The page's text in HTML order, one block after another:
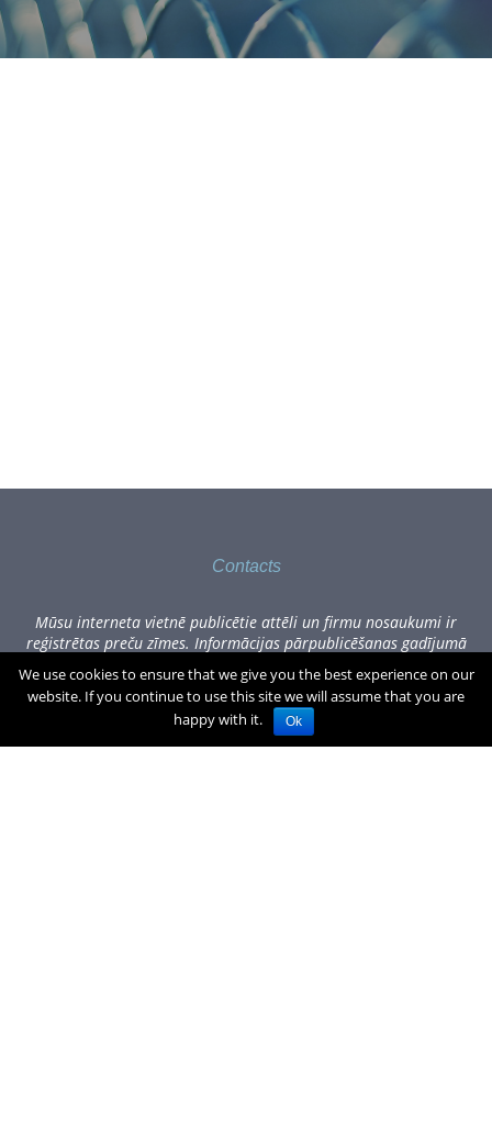
€
Contacts
Mūsu interneta vietnē publicētie attēli un firmu nosaukumi ir
reģistrētas preču zīmes. Informācijas pārpublicēšanas gadījumā
lūdzam sazināties, rakstot uz office[at]zogufabrika.lv.
Visas cenas norādītas Eiro, tajā skaitā PVN.
We use cookies to ensure that we give you the best experience on our
website. If you continue to use this site we will assume that you are
happy with it.
Ok